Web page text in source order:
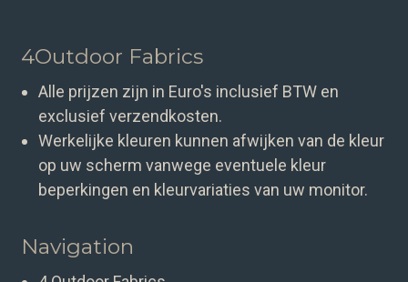
4Outdoor Fabrics
Alle prijzen zijn in Euro's inclusief BTW en
exclusief verzendkosten.
Werkelijke kleuren kunnen afwijken van de kleur
op uw scherm vanwege eventuele kleur
beperkingen en kleurvariaties van uw monitor.
Navigation